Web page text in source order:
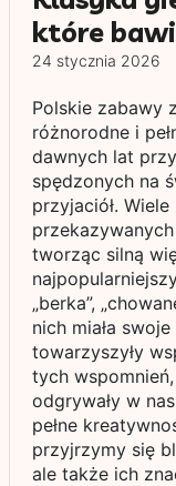
które
24 stycznia 2026
Polskie zabawy
różnorodne i
dawnych lat
spędzonych na
przyjaciół.
tworząc silną
„berka”,
nich miała
towarzyszyły
tych
odgrywały w
pełne
przyjrzymy się
ale także ich